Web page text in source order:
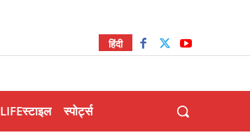
हिंदी
LIFEस्टाइल स्पोर्ट्स